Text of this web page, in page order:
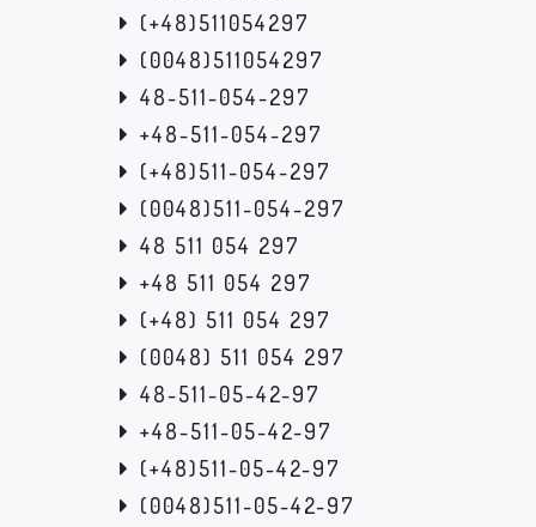
(+48)511054297
(0048)511054297
48-511-054-297
+48-511-054-297
(+48)511-054-297
(0048)511-054-297
48 511 054 297
+48 511 054 297
(+48) 511 054 297
(0048) 511 054 297
48-511-05-42-97
+48-511-05-42-97
(+48)511-05-42-97
(0048)511-05-42-97